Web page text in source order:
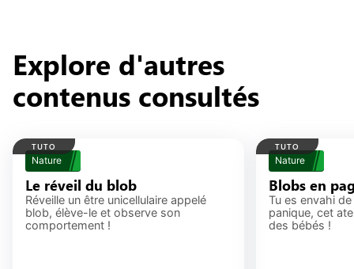
une hypothèse (par où passera le blob ?),
expérimentent (créent un labyrinthe, observent,
notent les résultats), puis analysent leurs
observations. Avec Atorika, cette approche
des défis concrets et un système de points
d’expérience qui valorise chaque étape du
raisonnement scientifique.
Explore d'autres
contenus consultés
TUTO
Nature
Le réveil du blob
Réveille un être unicellulaire appelé
blob, élève-le et observe son
comportement !
TUTO
Nature
Blobs en
Tu es envahi
panique, cet
des bébés !